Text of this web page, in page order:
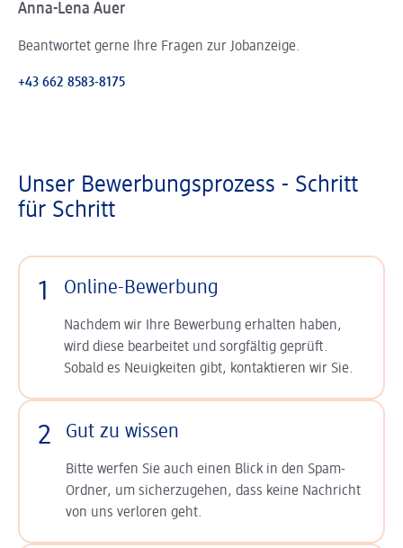
Anna-Lena Auer
Beantwortet gerne Ihre Fragen zur Jobanzeige.
+43 662 8583-8175
Unser Bewerbungsprozess - Schritt
für Schritt
1 Online-Bewerbung
Nachdem wir Ihre Bewerbung erhalten haben,
wird diese bearbeitet und sorgfältig geprüft.
Sobald es Neuigkeiten gibt, kontaktieren wir Sie.
2 Gut zu wissen
Bitte werfen Sie auch einen Blick in den Spam-
Ordner, um sicherzugehen, dass keine Nachricht
von uns verloren geht.